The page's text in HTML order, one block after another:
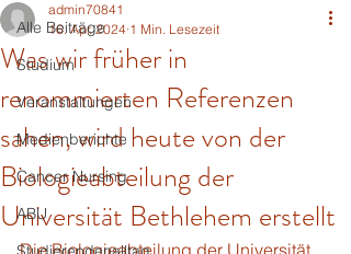
Alle Beiträge
Studium
Veranstaltungen
Medienberichte
Cancer Nursing
ABU
Was wir früher in
renommierten Referenzen
sahen, wird heute von der
Biologieabteilung der
Universität Bethlehem erstellt
admin70841
16. Apr. 2024 1 Min. Lesezeit
Die Biologieabteilung der Universität